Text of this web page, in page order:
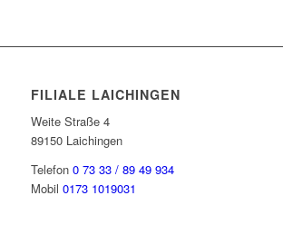
FILIALE LAICHINGEN
Weite Straße 4
89150 Laichingen
Telefon 0 73 33 / 89 49 934
Mobil 0173 1019031